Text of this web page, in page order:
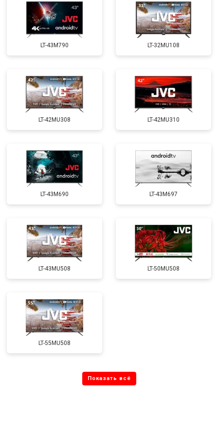
LT-43M790 LT-32MU108
LT-42MU308 LT-42MU310
LT-43M690 LT-43M697
LT-43MU508 LT-50MU508
LT-55MU508